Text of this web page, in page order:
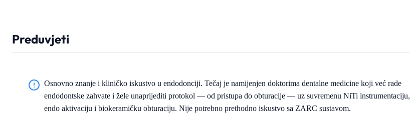
Preduvjeti
Osnovno znanje i kliničko iskustvo u endodonciji. Tečaj je namijenjen doktorima dentalne medicine koji već rade
endodontske zahvate i žele unaprijediti protokol — od pristupa do obturacije — uz suvremenu NiTi instrumentaciju,
endo aktivaciju i biokeramičku obturaciju. Nije potrebno prethodno iskustvo sa ZARC sustavom.